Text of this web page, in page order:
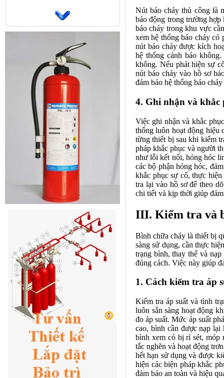
Nút báo cháy thủ công là
báo động trong trường
báo cháy trong khu vực
xem hệ thống báo cháy
nút báo cháy được kích
hệ thống cảnh báo
không. Nếu phát hiện sự
nút báo cháy vào hồ sơ
đảm bảo hệ thống báo
4. Ghi nhận và khắc
Việc ghi nhận và khắc
thống luôn hoạt động hiệu
từng thiết bị sau khi kiểm
pháp khắc phục và người
như lỗi kết nối, hỏng hóc
các bộ phận hỏng hóc,
khắc phục sự cố, thực
tra lại vào hồ sơ để theo
chi tiết và kịp thời giúp
III. Kiểm tra và
Bình chữa cháy là thiết bị
sàng sử dụng, cần thực
trạng bình, thay thế và
đúng cách. Việc này giúp
1. Cách kiểm tra áp
Kiểm tra áp suất và tình
luôn sẵn sàng hoạt động
đo áp suất. Mức áp suất
cao, bình cần được nạp lại
bình xem có bị rỉ sét, móp
tắc nghẽn và hoạt động
hết hạn sử dụng và được
hiện các biện pháp khắc
đảm bảo an toàn và hiệu